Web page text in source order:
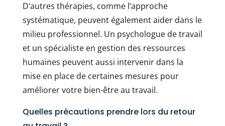
D’autres thérapies, comme l’approche
systématique, peuvent également aider dans le
milieu professionnel. Un psychologue de travail
et un spécialiste en gestion des ressources
humaines peuvent aussi intervenir dans la
mise en place de certaines mesures pour
améliorer votre bien-être au travail.
Quelles précautions prendre lors du retour